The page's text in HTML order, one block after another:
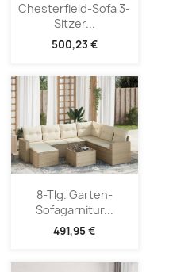
Chesterfield-Sofa 3-
Sitzer...
500,23 €
8-Tlg. Garten-
Sofagarnitur...
491,95 €